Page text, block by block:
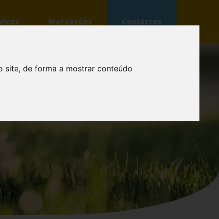
site, de forma a mostrar conteúdo
Marcações Contactos